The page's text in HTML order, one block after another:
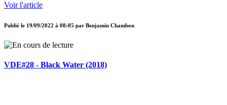
Voir l'article
Publié le 19/09/2022 à 08:05 par Benjamin Chambon
VDE#28 - Black Water (2018)